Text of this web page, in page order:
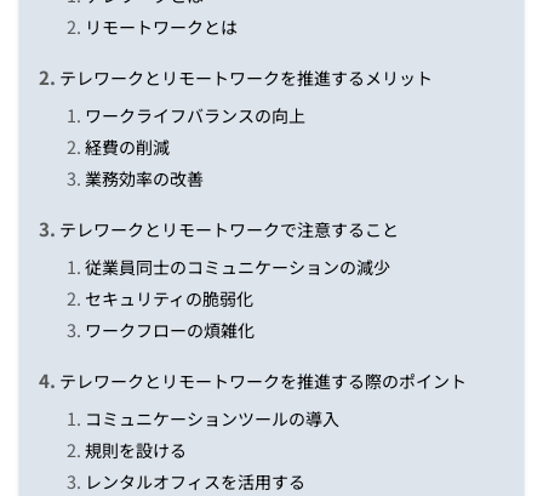
リモートワークとは
テレワークとリモートワークを推進するメリット
ワークライフバランスの向上
経費の削減
業務効率の改善
テレワークとリモートワークで注意すること
従業員同士のコミュニケーションの減少
セキュリティの脆弱化
ワークフローの煩雑化
テレワークとリモートワークを推進する際のポイント
コミュニケーションツールの導入
規則を設ける
レンタルオフィスを活用する